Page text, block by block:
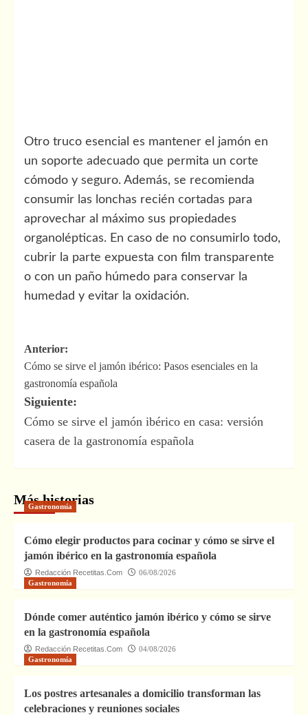
Otro truco esencial es mantener el jamón en
un soporte adecuado que permita un corte
cómodo y seguro. Además, se recomienda
consumir las lonchas recién cortadas para
aprovechar al máximo sus propiedades
organolépticas. En caso de no consumirlo todo,
cubrir la parte expuesta con film transparente
o con un paño húmedo para conservar la
humedad y evitar la oxidación.
Navegación
de
entradas
Anterior:
Cómo se sirve el jamón ibérico: Pasos esenciales en la
gastronomía española
Siguiente:
Cómo se sirve el jamón ibérico en casa: versión
casera de la gastronomía española
Más historias
Gastronomía
Cómo elegir productos para cocinar y cómo se sirve el
jamón ibérico en la gastronomía española
Redacción Recetitas.Com
06/08/2026
Gastronomía
Dónde comer auténtico jamón ibérico y cómo se sirve
en la gastronomía española
Redacción Recetitas.Com
04/08/2026
Gastronomía
Los postres artesanales a domicilio transforman las
celebraciones y reuniones sociales